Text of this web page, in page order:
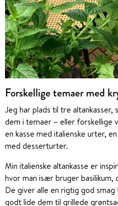
Forskellige temaer med
Jeg har plads til tre altankasser,
dem i temaer – eller forskellige
en kasse med italienske urter,
med desserturter.
Min italienske altankasse er
hvor man især bruger basilikum,
De giver alle en rigtig god smag
godt lide dem til grillede